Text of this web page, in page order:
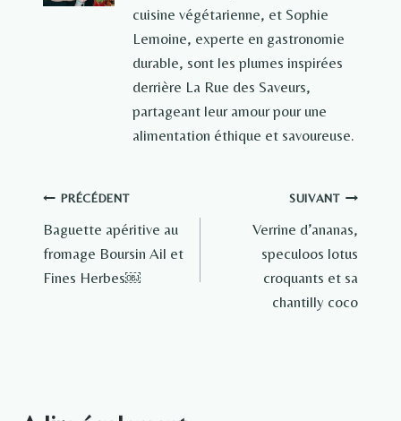
cuisine végétarienne, et Sophie
Lemoine, experte en gastronomie
durable, sont les plumes inspirées
derrière La Rue des Saveurs,
partageant leur amour pour une
alimentation éthique et savoureuse.
Navigation
de
l’article
PRÉCÉDENT
Baguette apéritive au
fromage Boursin Ail et
Fines Herbes￼
SUIVANT
Verrine d’ananas,
speculoos lotus
croquants et sa
chantilly coco